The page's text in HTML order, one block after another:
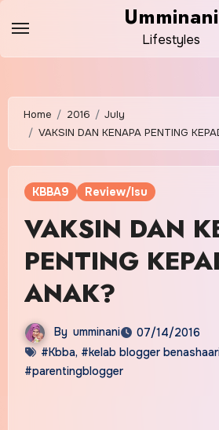
content
Umminani
Lifestyles
Home 2016
July
VAKSIN DAN KENAPA PENTING
KBBA9 Review/Isu
VAKSIN DAN
PENTING
ANAK?
By umminani
07/14/2016
#Kbba, #kelab blogger
#parentingblogger